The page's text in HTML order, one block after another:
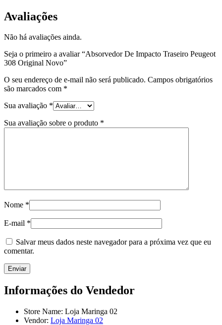
Avaliações
Não há avaliações ainda.
Seja o primeiro a avaliar “Absorvedor De Impacto Traseiro Peugeot
308 Original Novo”
O seu endereço de e-mail não será publicado. Campos obrigatórios
são marcados com *
Sua avaliação *
Sua avaliação sobre o produto *
Nome *
E-mail *
Salvar meus dados neste navegador para a próxima vez que eu
comentar.
Informações do Vendedor
Store Name: Loja Maringa 02
Vendor: Loja Maringa 02